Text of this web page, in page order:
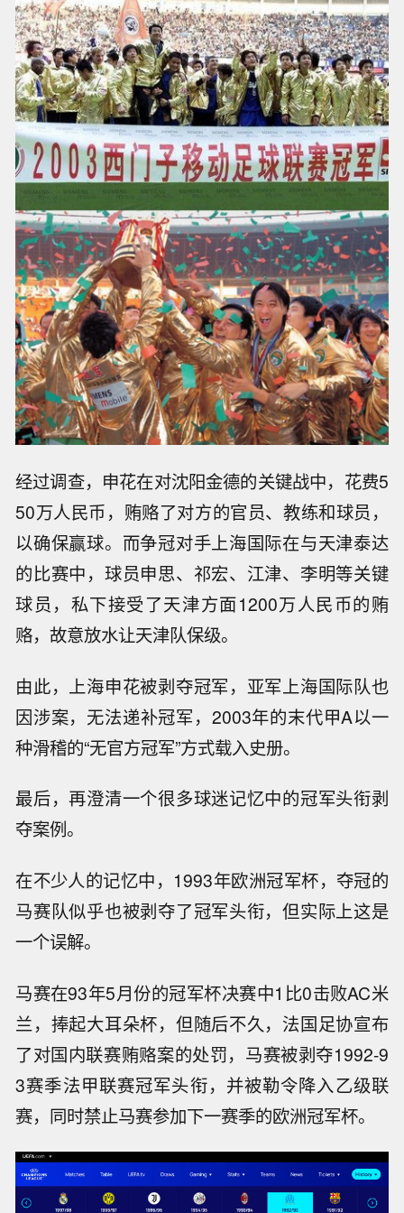
经过调查，申花在对沈阳金德的关键战中，花费5
50万人民币，贿赂了对方的官员、教练和球员，
以确保赢球。而争冠对手上海国际在与天津泰达
的比赛中，球员申思、祁宏、江津、李明等关键
球员，私下接受了天津方面1200万人民币的贿
赂，故意放水让天津队保级。
由此，上海申花被剥夺冠军，亚军上海国际队也
因涉案，无法递补冠军，2003年的末代甲A以一
种滑稽的“无官方冠军”方式载入史册。
最后，再澄清一个很多球迷记忆中的冠军头衔剥
夺案例。
在不少人的记忆中，1993年欧洲冠军杯，夺冠的
马赛队似乎也被剥夺了冠军头衔，但实际上这是
一个误解。
马赛在93年5月份的冠军杯决赛中1比0击败AC米
兰，捧起大耳朵杯，但随后不久，法国足协宣布
了对国内联赛贿赂案的处罚，马赛被剥夺1992-9
3赛季法甲联赛冠军头衔，并被勒令降入乙级联
赛，同时禁止马赛参加下一赛季的欧洲冠军杯。